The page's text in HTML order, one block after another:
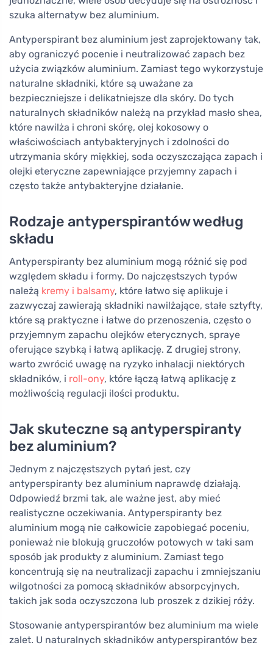
szuka alternatyw bez aluminium.
Antyperspirant bez aluminium jest zaprojektowany tak,
aby ograniczyć pocenie i neutralizować zapach bez
użycia związków aluminium. Zamiast tego wykorzystuje
naturalne składniki, które są uważane za
bezpieczniejsze i delikatniejsze dla skóry. Do tych
naturalnych składników należą na przykład masło shea,
które nawilża i chroni skórę, olej kokosowy o
właściwościach antybakteryjnych i zdolności do
utrzymania skóry miękkiej, soda oczyszczająca zapach i
olejki eteryczne zapewniające przyjemny zapach i
często także antybakteryjne działanie.
Rodzaje antyperspirantów według
składu
Antyperspiranty bez aluminium mogą różnić się pod
względem składu i formy. Do najczęstszych typów
należą kremy i balsamy, które łatwo się aplikuje i
zazwyczaj zawierają składniki nawilżające, stałe sztyfty,
które są praktyczne i łatwe do przenoszenia, często o
przyjemnym zapachu olejków eterycznych, spraye
oferujące szybką i łatwą aplikację. Z drugiej strony,
warto zwrócić uwagę na ryzyko inhalacji niektórych
składników, i roll-ony, które łączą łatwą aplikację z
możliwością regulacji ilości produktu.
Jak skuteczne są antyperspiranty
bez aluminium?
Jednym z najczęstszych pytań jest, czy
antyperspiranty bez aluminium naprawdę działają.
Odpowiedź brzmi tak, ale ważne jest, aby mieć
realistyczne oczekiwania. Antyperspiranty bez
aluminium mogą nie całkowicie zapobiegać poceniu,
ponieważ nie blokują gruczołów potowych w taki sam
sposób jak produkty z aluminium. Zamiast tego
koncentrują się na neutralizacji zapachu i zmniejszaniu
wilgotności za pomocą składników absorpcyjnych,
takich jak soda oczyszczona lub proszek z dzikiej róży.
Stosowanie antyperspirantów bez aluminium ma wiele
zalet. U naturalnych składników antyperspirantów bez